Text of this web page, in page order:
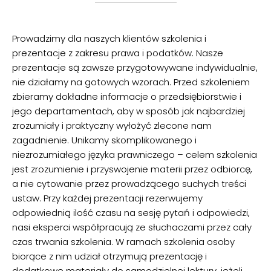
Prowadzimy dla naszych klientów szkolenia i
prezentacje z zakresu prawa i podatków. Nasze
prezentacje są zawsze przygotowywane indywidualnie,
nie działamy na gotowych wzorach. Przed szkoleniem
zbieramy dokładne informacje o przedsiębiorstwie i
jego departamentach, aby w sposób jak najbardziej
zrozumiały i praktyczny wyłożyć zlecone nam
zagadnienie. Unikamy skomplikowanego i
niezrozumiałego języka prawniczego – celem szkolenia
jest zrozumienie i przyswojenie materii przez odbiorcę,
a nie cytowanie przez prowadzącego suchych treści
ustaw. Przy każdej prezentacji rezerwujemy
odpowiednią ilość czasu na sesję pytań i odpowiedzi,
nasi eksperci współpracują ze słuchaczami przez cały
czas trwania szkolenia. W ramach szkolenia osoby
biorące z nim udział otrzymują prezentację i